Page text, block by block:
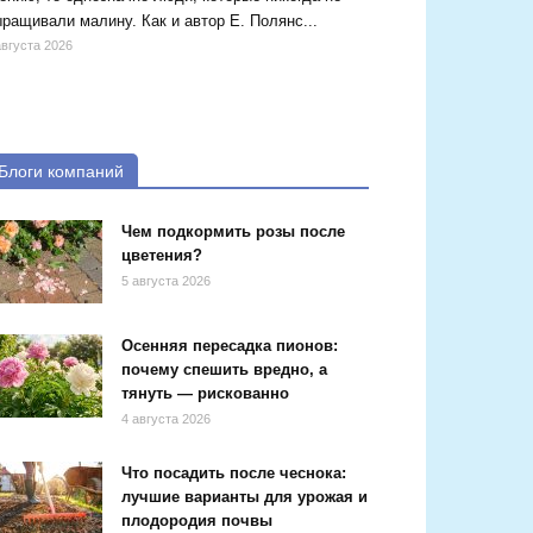
малину. Как и автор Е. Полянс...
2026
компаний
Чем подкормить розы после
цветения?
5 августа 2026
Осенняя пересадка пионов:
почему спешить вредно, а
тянуть — рискованно
4 августа 2026
Что посадить после чеснока:
лучшие варианты для урожая и
плодородия почвы